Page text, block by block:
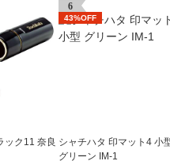
ック11 奈良
6
43%OFF
シャチハタ 印マット4 小
グリーン IM-1